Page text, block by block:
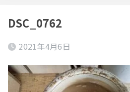
DSC_0762
2021年4月6日